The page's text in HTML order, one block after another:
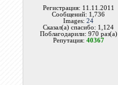
Регистрация: 11.11.2011
Сообщений: 1,736
Images:24
Сказал(а) спасибо: 1,124
Поблагодарили: 970 раз(а)
Репутация: 40367